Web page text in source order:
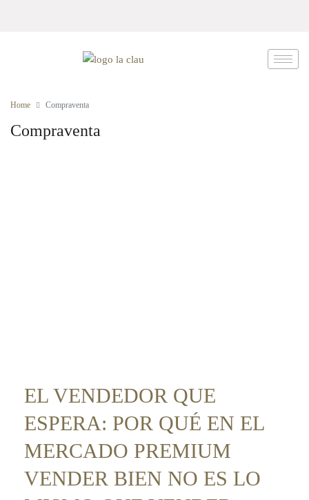
Home Compraventa
Compraventa
EL VENDEDOR QUE
ESPERA: POR QUÉ EN EL
MERCADO PREMIUM
VENDER BIEN NO ES LO